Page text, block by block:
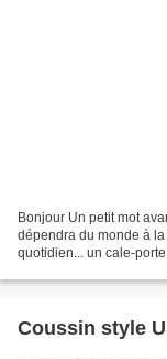
Bonjour Un petit mot
dépendra du monde à
quotidien... un cale-
Coussin style